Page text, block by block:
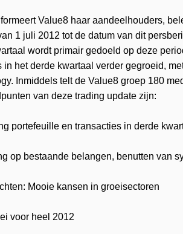
Value8 haar aandeelhouders,
1 juli 2012 tot de datum van dit
wordt primair gedoeld op deze
in het derde kwartaal verder gegroeid,
Inmiddels telt de Value8 groep 180
van deze trading update zijn:
portefeuille en transacties in derde
op bestaande belangen, benutten van
Mooie kansen in groeisectoren
voor heel 2012